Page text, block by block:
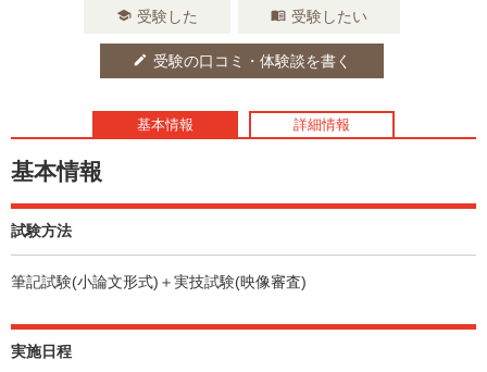
school 受験した menu_book 受験したい
edit 受験の口コミ・体験談を書く
基本情報 詳細情報
基本情報
試験方法
筆記試験(小論文形式)＋実技試験(映像審査)
実施日程